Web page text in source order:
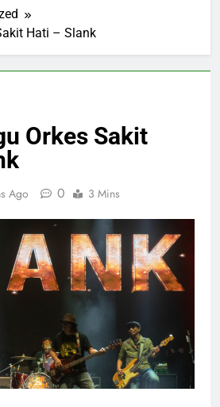
Hati – Slank
Orkes Sakit
Ago 0 3 Mins